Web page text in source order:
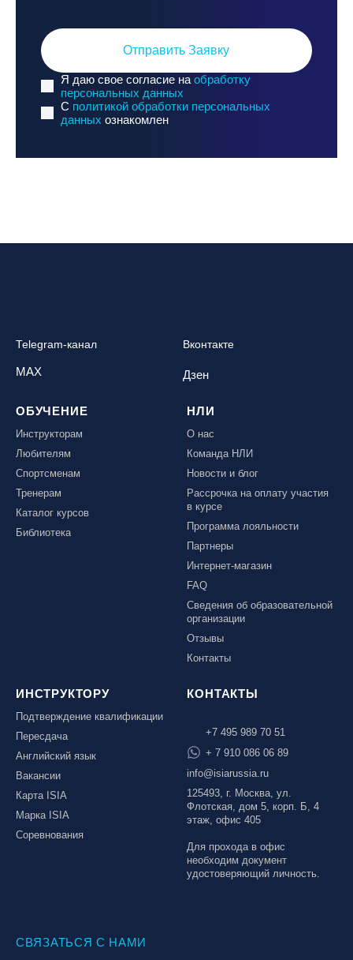
Отправить Заявку
Я даю свое согласие на обработку
персональных данных
C политикой обработки персональных
данных ознакомлен
Telegram-канал Вконтакте
MAX Дзен
ОБУЧЕНИЕ
Инструкторам
Любителям
Спортсменам
Тренерам
Каталог курсов
Библиотека
НЛИ
О нас
Команда НЛИ
Новости и блог
Рассрочка на оплату участия
в курсе
Программа лояльности
Партнеры
Интернет-магазин
FAQ
Сведения об образовательной
организации
Отзывы
Контакты
ИНСТРУКТОРУ
Подтверждение квалификации
Пересдача
Английский язык
Вакансии
Карта ISIA
Марка ISIA
Соревнования
КОНТАКТЫ
+7 495 989 70 51
+ 7 910 086 06 89
info@isiarussia.ru
125493, г. Москва, ул.
Флотская, дом 5, корп. Б, 4
этаж, офис 405
Для прохода в офис
необходим документ
удостоверяющий личность.
СВЯЗАТЬСЯ С НАМИ